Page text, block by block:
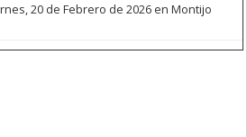
20 de Febrero de 2026 en Montijo